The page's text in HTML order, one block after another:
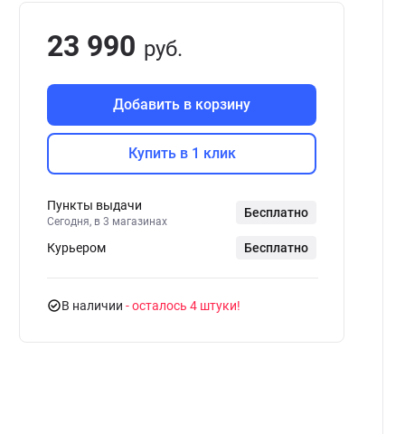
23 990 руб.
Добавить в корзину
Купить в 1 клик
Пункты выдачи
Сегодня, в 3 магазинах
Бесплатно
Курьером Бесплатно
В наличии - осталось 4 штуки